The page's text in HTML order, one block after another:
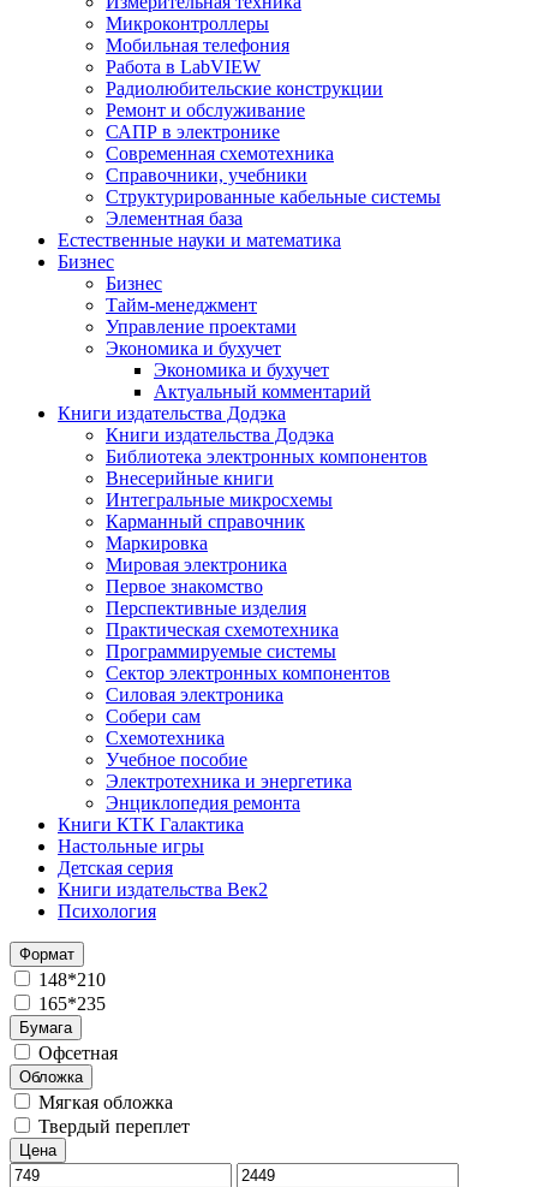
Микроконтроллеры
Мобильная телефония
Работа в LabVIEW
Радиолюбительские конструкции
Ремонт и обслуживание
САПР в электронике
Современная схемотехника
Справочники, учебники
Структурированные кабельные системы
Элементная база
Естественные науки и математика
Бизнес
Бизнес
Тайм-менеджмент
Управление проектами
Экономика и бухучет
Экономика и бухучет
Актуальный комментарий
Книги издательства Додэка
Книги издательства Додэка
Библиотека электронных компонентов
Внесерийные книги
Интегральные микросхемы
Карманный справочник
Маркировка
Мировая электроника
Первое знакомство
Перспективные изделия
Практическая схемотехника
Программируемые системы
Сектор электронных компонентов
Силовая электроника
Собери сам
Схемотехника
Учебное пособие
Электротехника и энергетика
Энциклопедия ремонта
Книги КТК Галактика
Настольные игры
Детская серия
Книги издательства Век2
Психология
Формат
148*210
165*235
Бумага
Офсетная
Обложка
Мягкая обложка
Твердый переплет
Цена